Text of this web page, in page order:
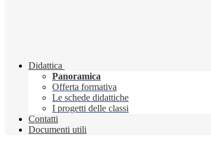
Didattica
Panoramica
Offerta formativa
Le schede didattiche
I progetti delle classi
Contatti
Documenti utili